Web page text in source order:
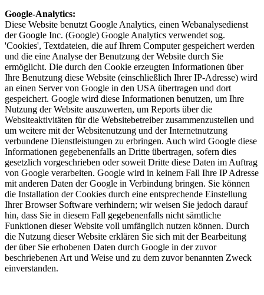
Google-Analytics:
Diese Website benutzt Google Analytics, einen Webanalysedienst
der Google Inc. (Google) Google Analytics verwendet sog.
'Cookies', Textdateien, die auf Ihrem Computer gespeichert werden
und die eine Analyse der Benutzung der Website durch Sie
ermöglicht. Die durch den Cookie erzeugten Informationen über
Ihre Benutzung diese Website (einschließlich Ihrer IP-Adresse) wird
an einen Server von Google in den USA übertragen und dort
gespeichert. Google wird diese Informationen benutzen, um Ihre
Nutzung der Website auszuwerten, um Reports über die
Websiteaktivitäten für die Websitebetreiber zusammenzustellen und
um weitere mit der Websitenutzung und der Internetnutzung
verbundene Dienstleistungen zu erbringen. Auch wird Google diese
Informationen gegebenenfalls an Dritte übertragen, sofern dies
gesetzlich vorgeschrieben oder soweit Dritte diese Daten im Auftrag
von Google verarbeiten. Google wird in keinem Fall Ihre IP Adresse
mit anderen Daten der Google in Verbindung bringen. Sie können
die Installation der Cookies durch eine entsprechende Einstellung
Ihrer Browser Software verhindern; wir weisen Sie jedoch darauf
hin, dass Sie in diesem Fall gegebenenfalls nicht sämtliche
Funktionen dieser Website voll umfänglich nutzen können. Durch
die Nutzung dieser Website erklären Sie sich mit der Bearbeitung
der über Sie erhobenen Daten durch Google in der zuvor
beschriebenen Art und Weise und zu dem zuvor benannten Zweck
einverstanden.